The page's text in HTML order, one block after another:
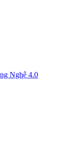
Nghệ 4.0